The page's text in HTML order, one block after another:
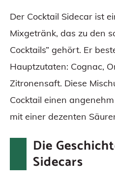
Der Cocktail Sidecar ist
Mixgetränk, das zu den
Cocktails” gehört. Er
Hauptzutaten: Cognac,
Zitronensaft. Diese
Cocktail einen
mit einer dezenten
Die
Sidecars